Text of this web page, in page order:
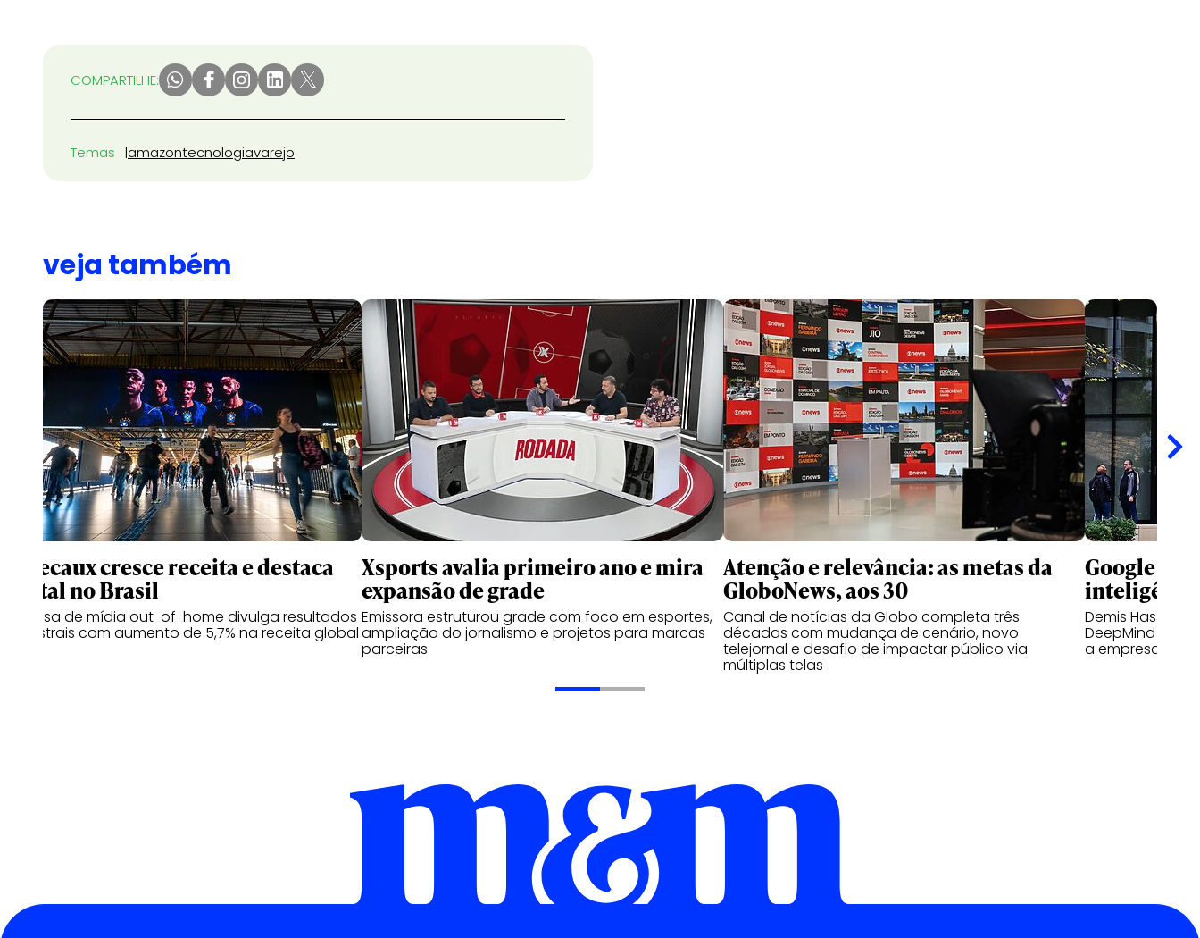
COMPARTILHE:
Temas amazontecnologiavarejo
veja também
JCDecaux cresce receita e destaca
digital no Brasil
Empresa de mídia out-of-home divulga resultados
semestrais com aumento de 5,7% na receita global
Xsports avalia primeiro ano e mira
expansão de grade
Emissora estruturou grade com foco em esportes,
ampliação do jornalismo e projetos para marcas
parceiras
Atenção e relevância: as metas da
GloboNews, aos 30
Canal de notícias da Globo completa três
décadas com mudança de cenário, novo
telejornal e desafio de impactar público via
múltiplas telas
Google
Demis
DeepMind à
a empresa